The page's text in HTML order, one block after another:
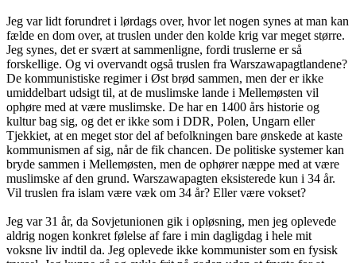
Jeg var lidt forundret i lørdags over, hvor let nogen synes at man kan
fælde en dom over, at truslen under den kolde krig var meget større.
Jeg synes, det er svært at sammenligne, fordi truslerne er så
forskellige. Og vi overvandt også truslen fra Warszawapagtlandene?
De kommunistiske regimer i Øst brød sammen, men der er ikke
umiddelbart udsigt til, at de muslimske lande i Mellemøsten vil
ophøre med at være muslimske. De har en 1400 års historie og
kultur bag sig, og det er ikke som i DDR, Polen, Ungarn eller
Tjekkiet, at en meget stor del af befolkningen bare ønskede at kaste
kommunismen af sig, når de fik chancen. De politiske systemer kan
bryde sammen i Mellemøsten, men de ophører næppe med at være
muslimske af den grund. Warszawapagten eksisterede kun i 34 år.
Vil truslen fra islam være væk om 34 år? Eller være vokset?
Jeg var 31 år, da Sovjetunionen gik i opløsning, men jeg oplevede
aldrig nogen konkret følelse af fare i min dagligdag i hele mit
voksne liv indtil da. Jeg oplevede ikke kommunister som en fysisk